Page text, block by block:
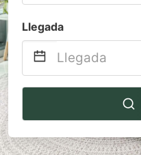
Llegada
Navigate
to
interact